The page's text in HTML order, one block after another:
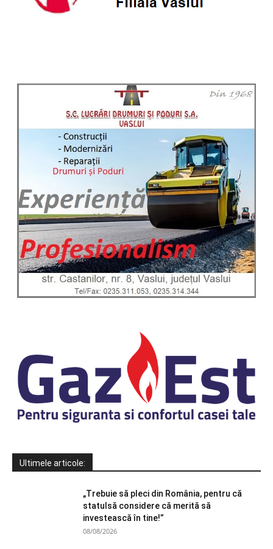
Ultimele articole:
„Trebuie să pleci din România, pentru că
statulsă considere că merită să
investească în tine!”
08/08/2026